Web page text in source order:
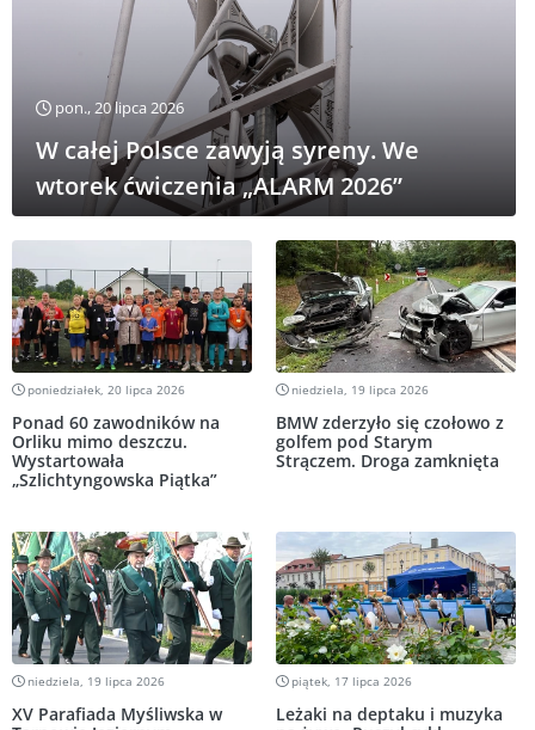
pon., 20 lipca 2026
W całej Polsce zawyją syreny. We
wtorek ćwiczenia „ALARM 2026”
poniedziałek, 20 lipca 2026
Ponad 60 zawodników na
Orliku mimo deszczu.
Wystartowała
„Szlichtyngowska Piątka”
niedziela, 19 lipca 2026
BMW zderzyło się czołowo z
golfem pod Starym
Strączem. Droga zamknięta
niedziela, 19 lipca 2026
XV Parafiada Myśliwska w
piątek, 17 lipca 2026
Leżaki na deptaku i muzyka